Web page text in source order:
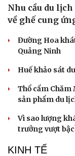
Nhu cầu du
về ghế cung
Đường Hoa
Quảng Ninh
Huế khảo sát
Thổ cẩm Chăm
sản phẩm du
Vì sao lượng
trưởng vượt
KINH TẾ